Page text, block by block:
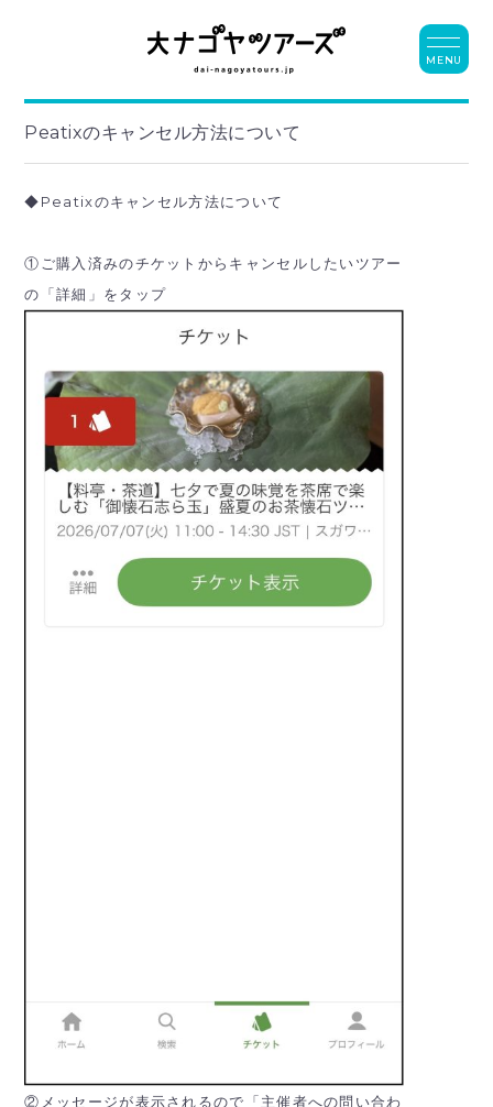
Peatixのキャンセル方法について
◆Peatixのキャンセル方法について
①ご購入済みのチケットからキャンセルしたいツアー
の「詳細」をタップ
②メッセージが表示されるので「主催者への問い合わ
MENU